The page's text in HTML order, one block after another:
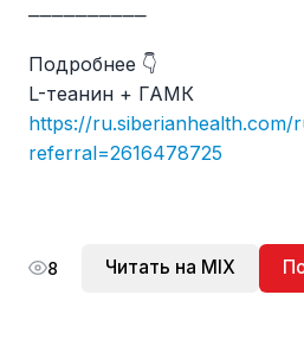
Подробнее 👇
L-теанин + ГАМК
https://
referral=2616478725
8 Читать на MIX